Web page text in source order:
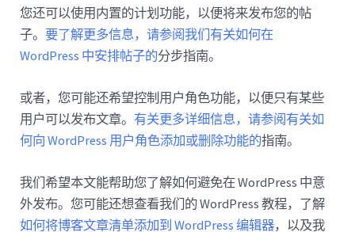
您还可以使用内置的计划功能，以便将来发布您的帖
子。 要了解更多信息，请参阅我们有关如何在
WordPress 中安排帖子的分步指南。
或者，您可能还希望控制用户角色功能，以便只有某些
用户可以发布文章。 有关更多详细信息，请参阅有关如
何向 WordPress 用户角色添加或删除功能的指南。
我们希望本文能帮助您了解如何避免在 WordPress 中意
外发布。您可能还想查看我们的 WordPress 教程，了解
如何将博客文章清单添加到 WordPress 编辑器，以及我